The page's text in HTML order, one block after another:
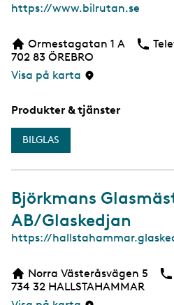
W
https://www.bilrutan.se
Ormestagatan 1 A
702 83 ÖREBRO
Visa på karta
Produkter & tjänster
BILGLAS
Björkmans
AB/Glaskedjan
W
https://
Norra Västeråsvägen 5
734 32 HALLSTAHAMMAR